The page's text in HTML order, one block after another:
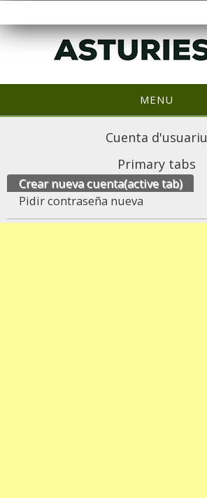
MENU
Cuenta d'usuariu
Primary tabs
Crear nueva cuenta(active tab)
Pidir contraseña nueva